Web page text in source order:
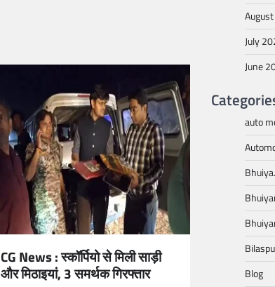
CG News : स्कॉर्पियो से मिली साड़ी
और मिठाइयां, 3 समर्थक गिरफ्तार
July
June
auto
Blog